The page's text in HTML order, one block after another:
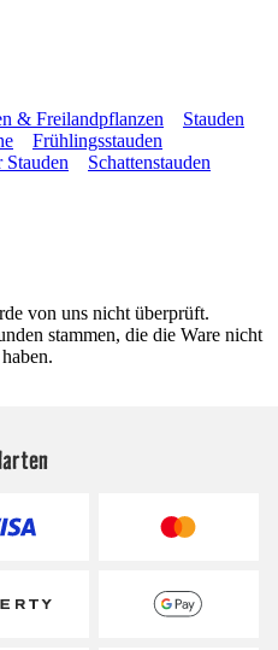
& Freilandpflanzen
Stauden
Frühlingsstauden
Stauden
Schattenstauden
von uns nicht überprüft.
stammen, die die Ware nicht